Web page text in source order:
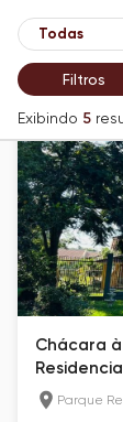
Filtros
Exibindo 5
Chácara
Parque